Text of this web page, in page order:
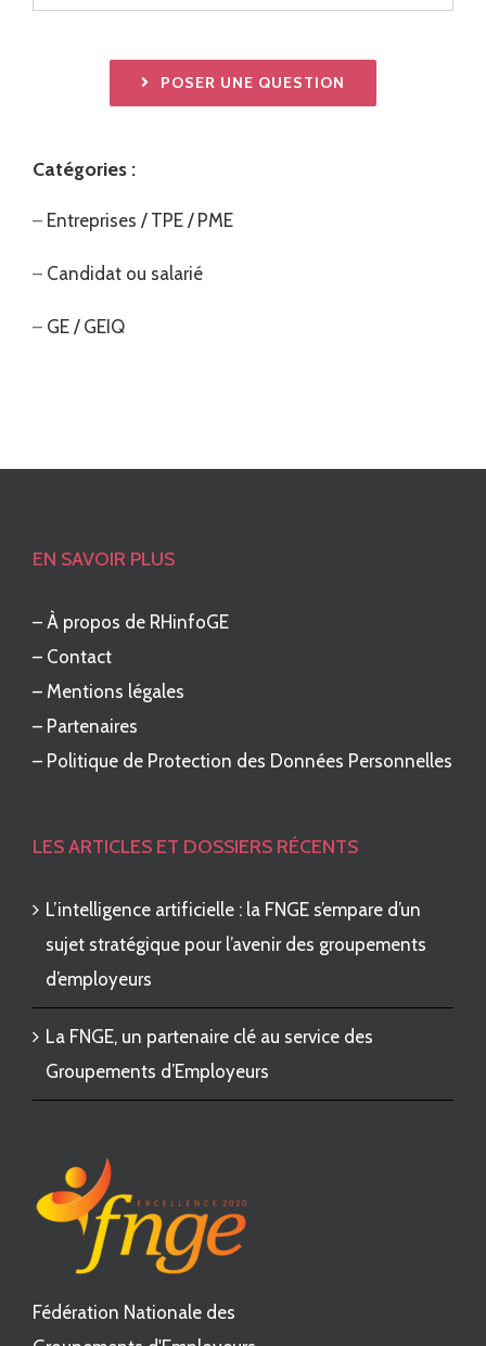
POSER UNE QUESTION
Catégories :
– Entreprises / TPE / PME
– Candidat ou salarié
– GE / GEIQ
EN SAVOIR PLUS
– À propos de RHinfoGE
– Contact
– Mentions légales
– Partenaires
– Politique de Protection des Données Personnelles
LES ARTICLES ET DOSSIERS RÉCENTS
L’intelligence artificielle : la FNGE s’empare d’un
sujet stratégique pour l’avenir des groupements
d’employeurs
La FNGE, un partenaire clé au service des
Groupements d’Employeurs
Fédération Nationale des